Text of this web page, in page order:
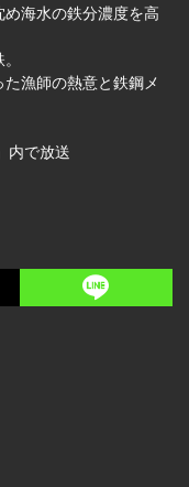
海水の鉄分濃度を高
漁師の熱意と鉄鋼メ
内で放送